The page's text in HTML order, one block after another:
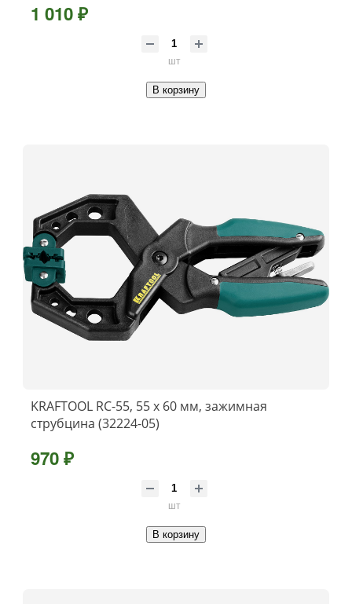
1 010 ₽
шт
В корзину
KRAFTOOL RC-55, 55 х 60 мм, зажимная
струбцина (32224-05)
970 ₽
шт
В корзину